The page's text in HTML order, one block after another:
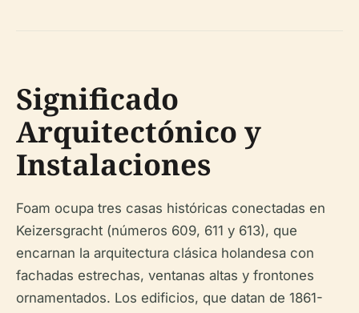
Significado
Arquitectónico y
Instalaciones
Foam ocupa tres casas históricas conectadas en
Keizersgracht (números 609, 611 y 613), que
encarnan la arquitectura clásica holandesa con
fachadas estrechas, ventanas altas y frontones
ornamentados. Los edificios, que datan de 1861-